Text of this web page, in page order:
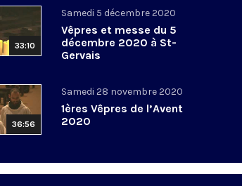
33:10
Samedi 5 décembre 2020
Vêpres et messe du 5
décembre 2020 à St-
Gervais
36:56
Samedi 28 novembre 2020
1ères Vêpres de l’Avent
2020